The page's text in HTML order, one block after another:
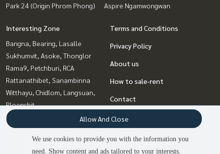
2 people are viewing
Park 24 (Origin Phrom Phong)
Aspire Ngamwongwan
Interesting Zone
Bangna, Bearing, Lasalle
Sukhumvit, Asoke, Thonglor
Rama9, Petchburi, RCA
Rattanathibet, Sanambinna
Witthayu, Chidlom, Langsuan,
Ploenchit
Bang Sue, Wong Sawang, Tao
Pun
Chaengwatana, Muangthong
Terms and Conditions
Privacy Policy
About us
How to sale-rent
Contact
We use cookies to provide you with the information you
need. Show content and ads tailored to your interests.
Allow And Close